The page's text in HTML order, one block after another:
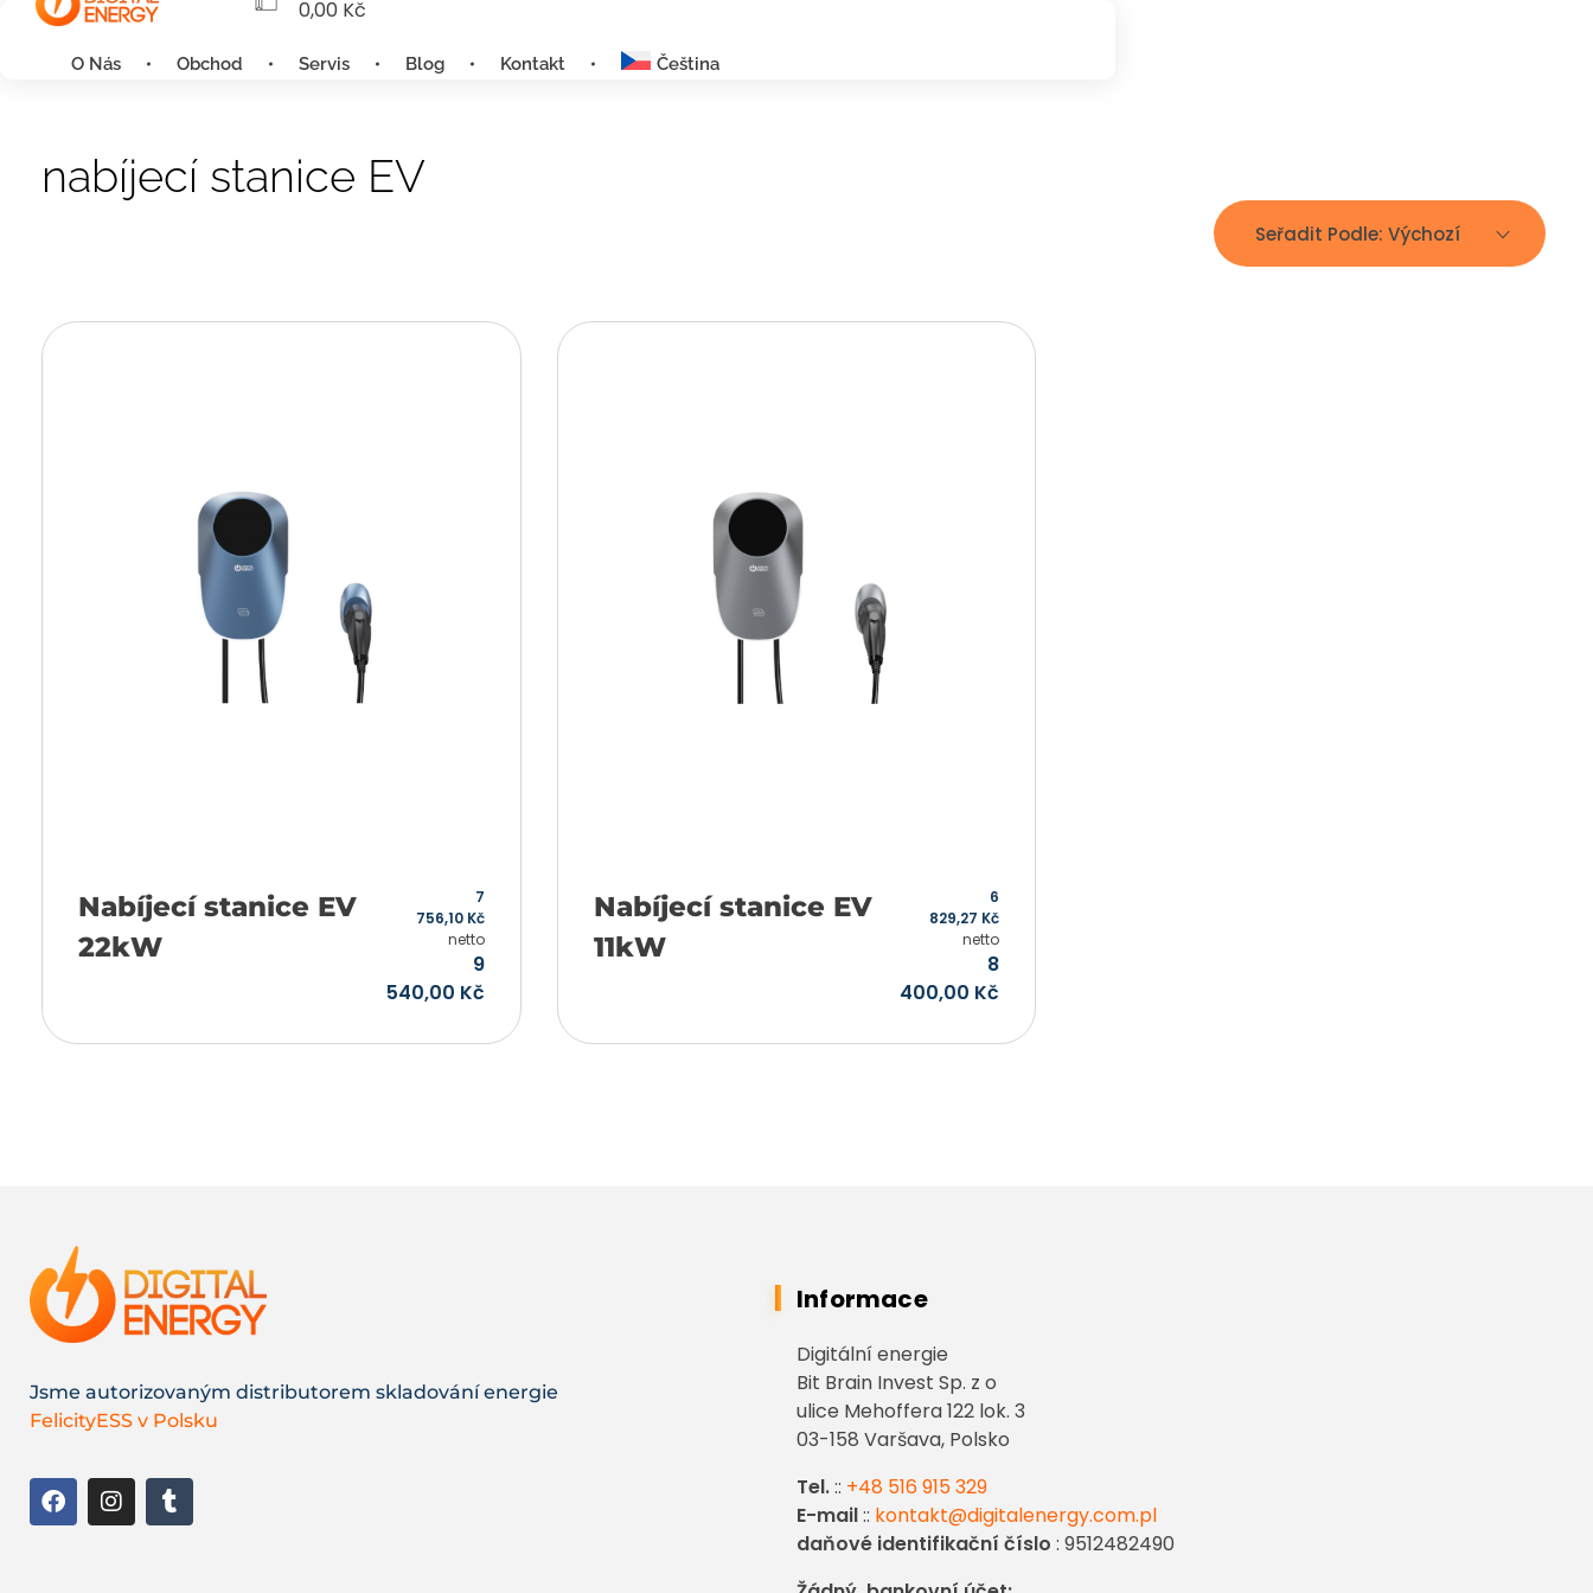
0,00 Kč
O Nás Obchod Servis Blog Kontakt Čeština
nabíjecí stanice EV
Seřadit Podle: Výchozí
Nabíjecí stanice EV
22kW
9
540,00 Kč
7
756,10 Kč
netto
Nabíjecí stanice EV
11kW
8
400,00 Kč
6
829,27 Kč
netto
Jsme autorizovaným distributorem skladování energie
FelicityESS v Polsku
Informace
Digitální energie
Bit Brain Invest Sp. z o
ulice Mehoffera 122 lok. 3
03-158 Varšava, Polsko
Tel.:: +48 516 915 329
E-mail:: kontakt@digitalenergy.com.pl
daňové identifikační číslo : 9512482490